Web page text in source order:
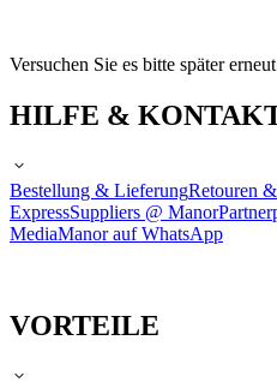
Versuchen Sie es bitte später
HILFE &
Bestellung & LieferungRetouren
ExpressSuppliers @ Manor
MediaManor auf WhatsApp
VORTEILE